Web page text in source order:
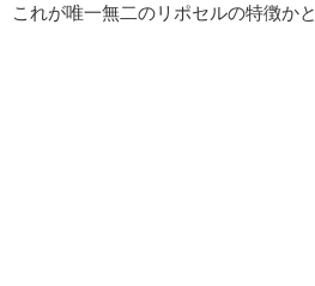
これが唯一無二のリポセルの特徴か